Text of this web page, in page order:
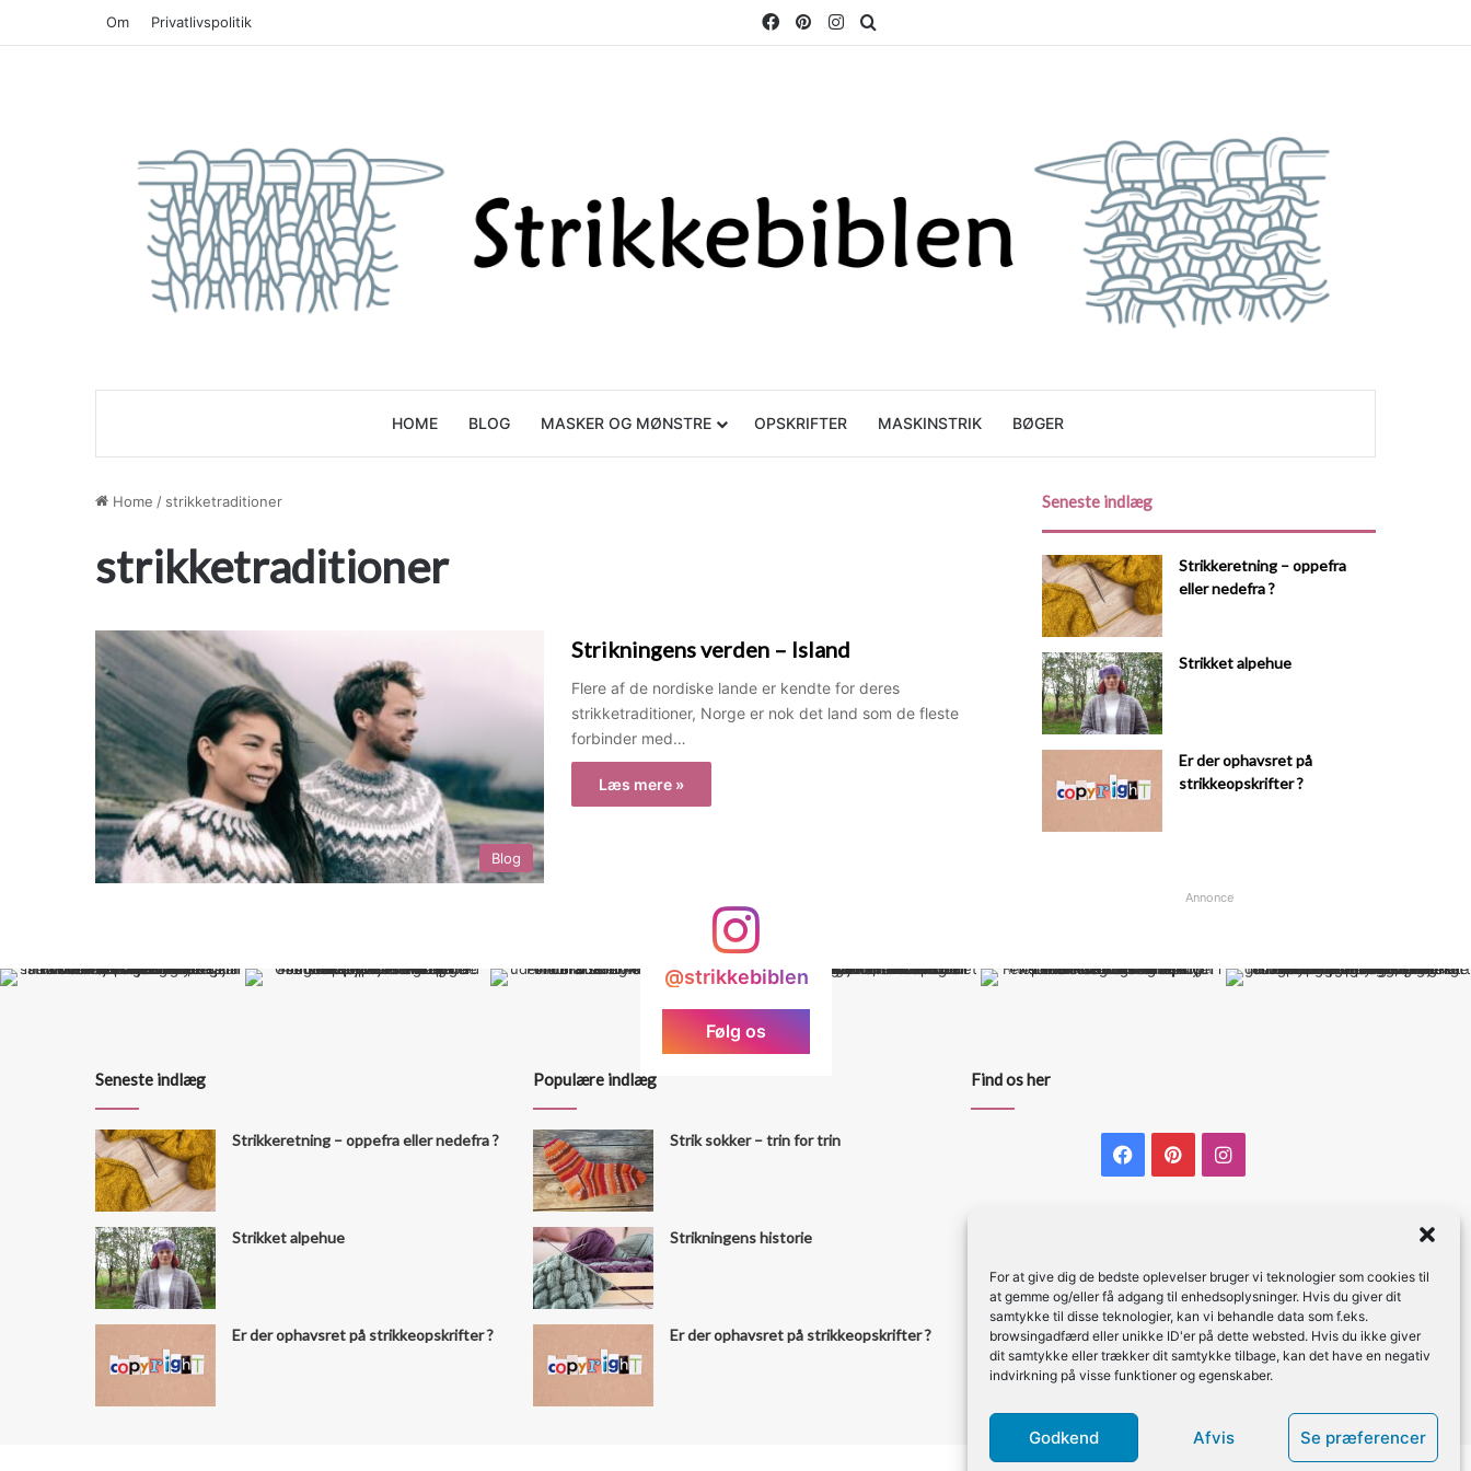
For at give dig de bedste oplevelser bruger vi teknologier som cookies til
at gemme og/eller få adgang til enhedsoplysninger. Hvis du giver dit
samtykke til disse teknologier, kan vi behandle data som f.eks.
browsingadfærd eller unikke ID'er på dette websted. Hvis du ikke giver
dit samtykke eller trækker dit samtykke tilbage, kan det have en negativ
indvirkning på visse funktioner og egenskaber.
Godkend Afvis Se præferencer
Om Privatlivspolitik Facebook
PinterestInstagram
HOME BLOG MASKER OG MØNSTRE OPSKRIFTER MASKINSTRIK BØGER
Home / strikketraditioner
strikketraditioner
Blog
Strikningens verden – Island
Flere af de nordiske lande er kendte for deres
strikketraditioner, Norge er nok det land som de fleste
forbinder med…
Læs mere »
Seneste indlæg
Strikkeretning – oppefra
eller nedefra ?
Strikket alpehue
Er der ophavsret på
strikkeopskrifter ?
Annonce
@strikkebiblen
Følg os
Seneste indlæg
Strikkeretning – oppefra eller nedefra ?
Strikket alpehue
Er der ophavsret på strikkeopskrifter ?
Populære indlæg
Strik sokker – trin for trin
Strikningens historie
Er der ophavsret på strikkeopskrifter ?
Find os her
Facebook
PinterestInstagram